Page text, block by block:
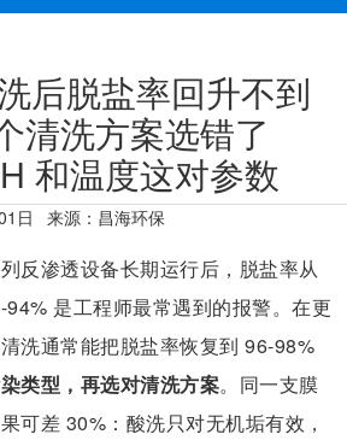
后脱盐率回升不到
清洗方案选错了
和温度这对参数
日 来源：昌海环保
反渗透设备长期运行后，脱盐率从
是工程师最常遇到的报警。在更
洗通常能把脱盐率恢复到 96-98%
类型，再选对清洗方案。同一支膜
可差 30%：酸洗只对无机垢有效，